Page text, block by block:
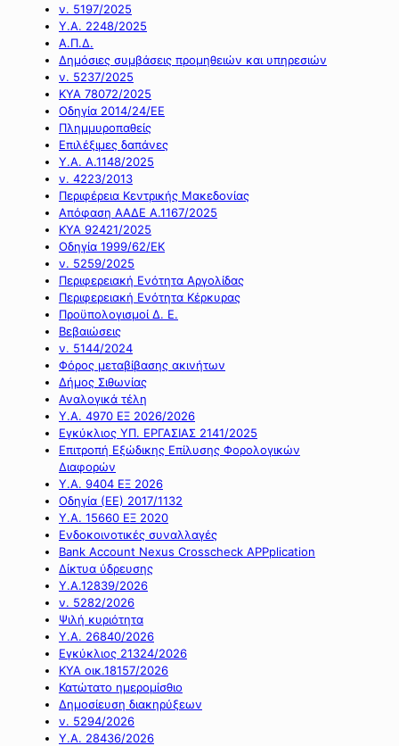
ν. 5197/2025
Υ.Α. 2248/2025
Α.Π.Δ.
Δημόσιες συμβάσεις προμηθειών και υπηρεσιών
ν. 5237/2025
ΚΥΑ 78072/2025
Οδηγία 2014/24/ΕΕ
Πλημμυροπαθείς
Επιλέξιμες δαπάνες
Υ.Α. Α.1148/2025
ν. 4223/2013
Περιφέρεια Κεντρικής Μακεδονίας
Απόφαση ΑΑΔΕ Α.1167/2025
ΚΥΑ 92421/2025
Οδηγία 1999/62/ΕΚ
ν. 5259/2025
Περιφερειακή Ενότητα Αργολίδας
Περιφερειακή Ενότητα Κέρκυρας
Προϋπολογισμοί Δ. Ε.
Βεβαιώσεις
ν. 5144/2024
Φόρος μεταβίβασης ακινήτων
Δήμος Σιθωνίας
Αναλογικά τέλη
Υ.Α. 4970 ΕΞ 2026/2026
Εγκύκλιος ΥΠ. ΕΡΓΑΣΙΑΣ 2141/2025
Επιτροπή Εξώδικης Επίλυσης Φορολογικών
Διαφορών
Υ.Α. 9404 ΕΞ 2026
Οδηγία (ΕΕ) 2017/1132
Υ.Α. 15660 ΕΞ 2020
Ενδοκοινοτικές συναλλαγές
Bank Account Nexus Crosscheck APPplication
Δίκτυα ύδρευσης
Υ.Α.12839/2026
ν. 5282/2026
Ψιλή κυριότητα
Υ.Α. 26840/2026
Εγκύκλιος 21324/2026
ΚΥΑ οικ.18157/2026
Κατώτατο ημερομίσθιο
Δημοσίευση διακηρύξεων
ν. 5294/2026
Υ.Α. 28436/2026